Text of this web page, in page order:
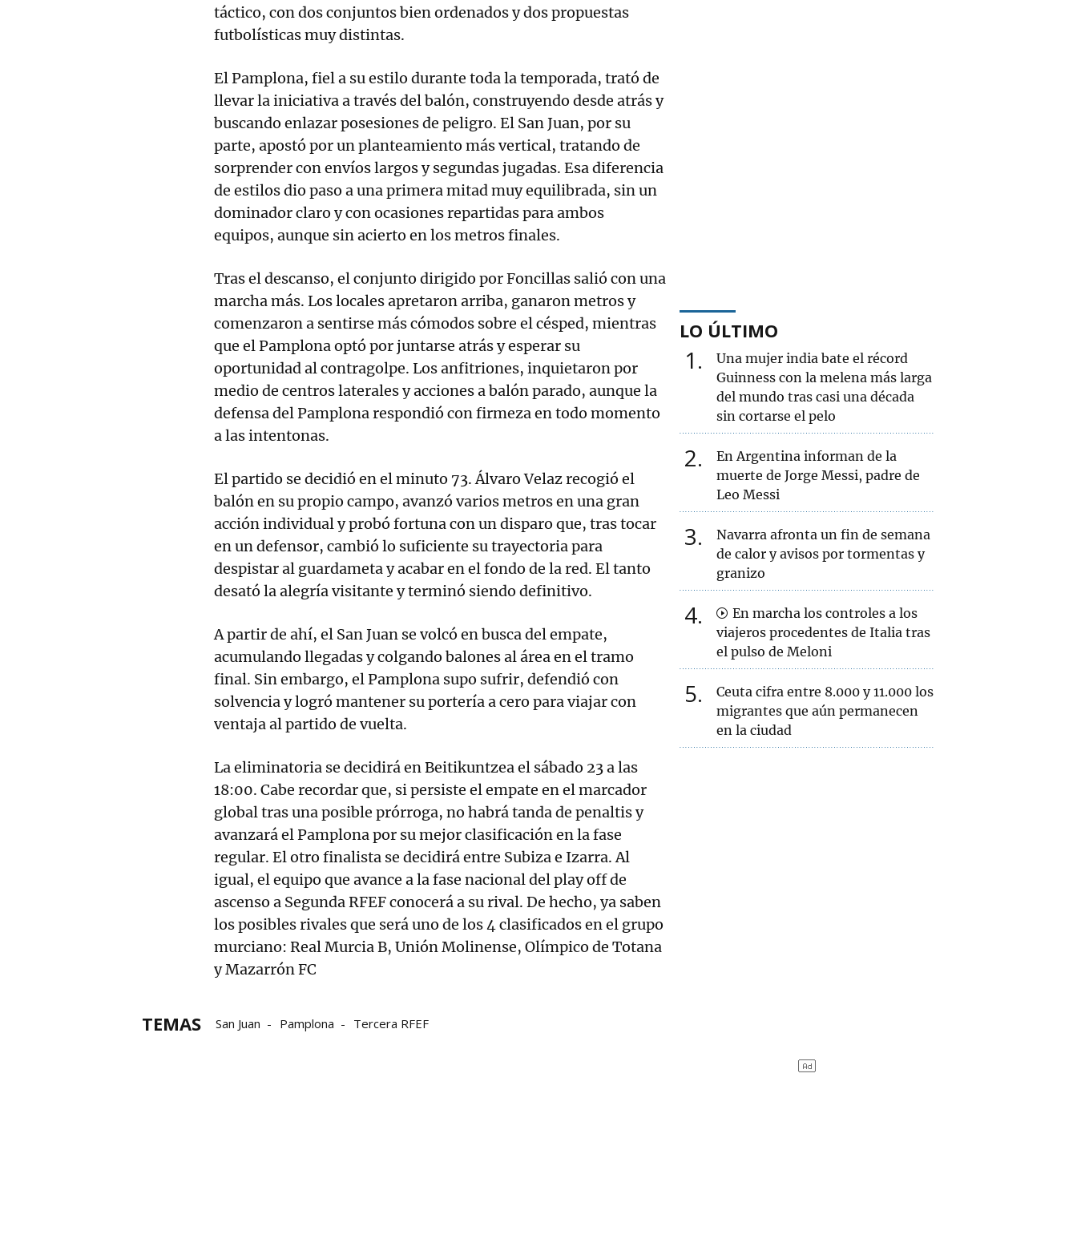
táctico, con dos conjuntos bien ordenados y dos propuestas
futbolísticas muy distintas.
El Pamplona, fiel a su estilo durante toda la temporada, trató de
llevar la iniciativa a través del balón, construyendo desde atrás y
buscando enlazar posesiones de peligro. El San Juan, por su
parte, apostó por un planteamiento más vertical, tratando de
sorprender con envíos largos y segundas jugadas. Esa diferencia
de estilos dio paso a una primera mitad muy equilibrada, sin un
dominador claro y con ocasiones repartidas para ambos
equipos, aunque sin acierto en los metros finales.
Tras el descanso, el conjunto dirigido por Foncillas salió con una
marcha más. Los locales apretaron arriba, ganaron metros y
comenzaron a sentirse más cómodos sobre el césped, mientras
que el Pamplona optó por juntarse atrás y esperar su
oportunidad al contragolpe. Los anfitriones, inquietaron por
medio de centros laterales y acciones a balón parado, aunque la
defensa del Pamplona respondió con firmeza en todo momento
a las intentonas.
El partido se decidió en el minuto 73. Álvaro Velaz recogió el
balón en su propio campo, avanzó varios metros en una gran
acción individual y probó fortuna con un disparo que, tras tocar
en un defensor, cambió lo suficiente su trayectoria para
despistar al guardameta y acabar en el fondo de la red. El tanto
desató la alegría visitante y terminó siendo definitivo.
A partir de ahí, el San Juan se volcó en busca del empate,
acumulando llegadas y colgando balones al área en el tramo
final. Sin embargo, el Pamplona supo sufrir, defendió con
solvencia y logró mantener su portería a cero para viajar con
ventaja al partido de vuelta.
La eliminatoria se decidirá en Beitikuntzea el sábado 23 a las
18:00. Cabe recordar que, si persiste el empate en el marcador
global tras una posible prórroga, no habrá tanda de penaltis y
avanzará el Pamplona por su mejor clasificación en la fase
regular. El otro finalista se decidirá entre Subiza e Izarra. Al
igual, el equipo que avance a la fase nacional del play off de
ascenso a Segunda RFEF conocerá a su rival. De hecho, ya saben
los posibles rivales que será uno de los 4 clasificados en el grupo
murciano: Real Murcia B, Unión Molinense, Olímpico de Totana
y Mazarrón FC
TEMAS San Juan Pamplona Tercera RFEF
LO ÚLTIMO
1
Una mujer india bate el récord
Guinness con la melena más larga
del mundo tras casi una década
sin cortarse el pelo
2
En Argentina informan de la
muerte de Jorge Messi, padre de
Leo Messi
3
Navarra afronta un fin de semana
de calor y avisos por tormentas y
granizo
4
En marcha los controles a los
viajeros procedentes de Italia tras
el pulso de Meloni
5
Ceuta cifra entre 8.000 y 11.000 los
migrantes que aún permanecen
en la ciudad